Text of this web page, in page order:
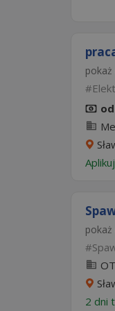
pokaż
pokaż
2 dni